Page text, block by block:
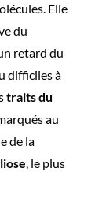
Elle
du
retard du
difficiles à
traits du
au
de la
, le plus